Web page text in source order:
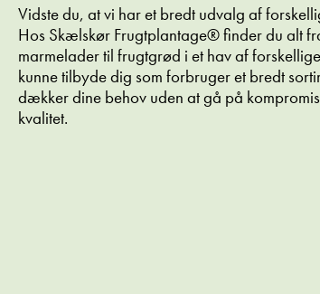
Vidste du, at vi har et bredt udvalg af
Hos Skælskør Frugtplantage® finder du alt
marmelader til frugtgrød i et hav af
kunne tilbyde dig som forbruger et bredt
dækker dine behov uden at gå på
kvalitet.